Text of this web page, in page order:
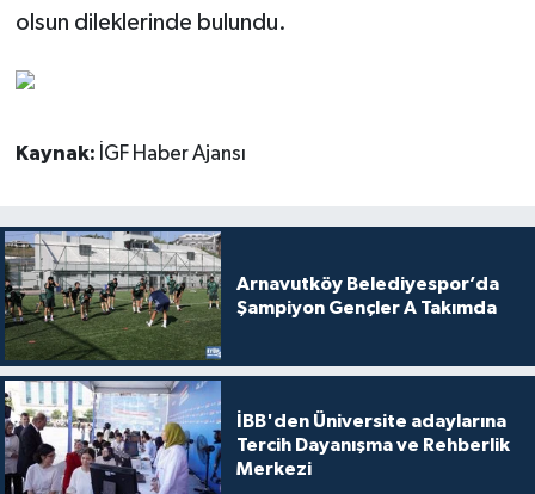
olsun dileklerinde bulundu.
Kaynak: İGF Haber Ajansı
Arnavutköy Belediyespor’da
Şampiyon Gençler A Takımda
İBB'den Üniversite adaylarına
Tercih Dayanışma ve Rehberlik
Merkezi